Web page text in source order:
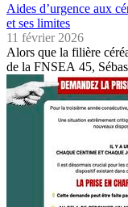
Aides d’urgence aux
et ses limites
11 février 2026
Alors que la filière
de la FNSEA 45,